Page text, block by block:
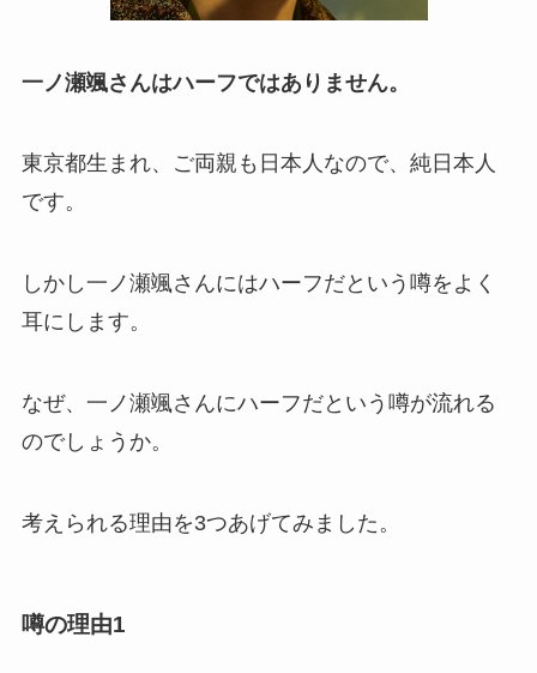
一ノ瀬颯さんはハーフではありません。
東京都生まれ、ご両親も日本人なので、純日本人
です。
しかし一ノ瀬颯さんにはハーフだという噂をよく
耳にします。
なぜ、一ノ瀬颯さんにハーフだという噂が流れる
のでしょうか。
考えられる理由を3つあげてみました。
噂の理由1